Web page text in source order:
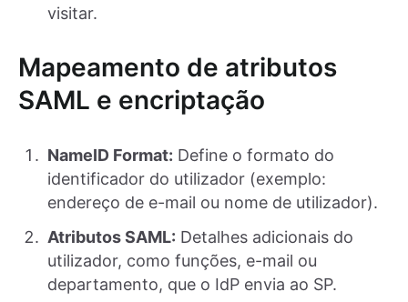
visitar.
Mapeamento de atributos
SAML e encriptação
NameID Format: Define o formato do
identificador do utilizador (exemplo:
endereço de e-mail ou nome de utilizador).
Atributos SAML: Detalhes adicionais do
utilizador, como funções, e-mail ou
departamento, que o IdP envia ao SP.